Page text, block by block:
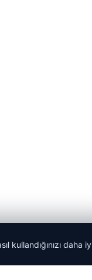
kullandığınızı